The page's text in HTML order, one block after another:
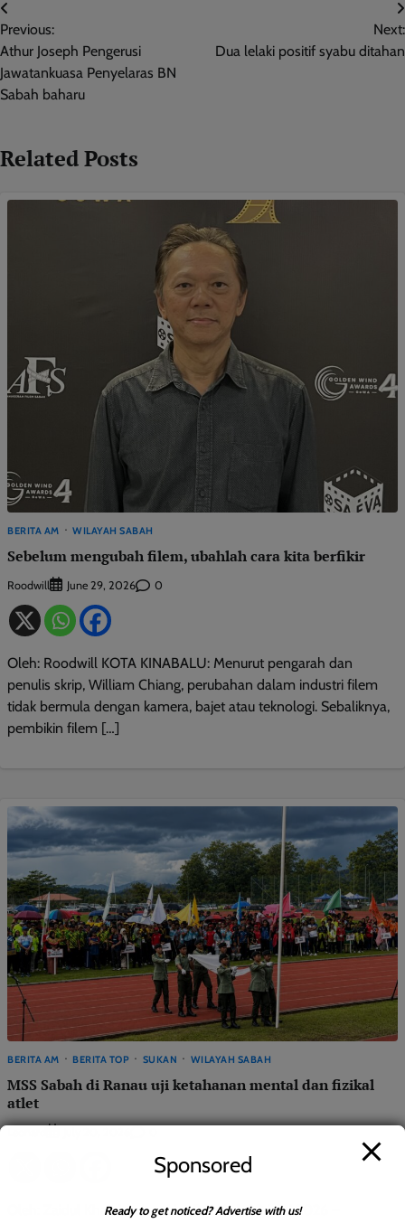
Post
navigation
Previous:
Athur Joseph Pengerusi
Jawatankuasa Penyelaras BN
Sabah baharu
Next:
Dua lelaki positif syabu ditahan
Related Posts
BERITA AM WILAYAH SABAH
Sebelum mengubah filem, ubahlah cara kita berfikir
Roodwill June 29, 2026 0
Oleh: Roodwill KOTA KINABALU: Menurut pengarah dan
penulis skrip, William Chiang, perubahan dalam industri filem
tidak bermula dengan kamera, bajet atau teknologi. Sebaliknya,
pembikin filem […]
BERITA AM BERITA TOP SUKAN WILAYAH SABAH
MSS Sabah di Ranau uji ketahanan mental dan fizikal
atlet
Oleh: Zaidul Khair bin Jungkim RANAU: 20 Julai 2026 –
Sponsored
Ready to get noticed? Advertise with us!